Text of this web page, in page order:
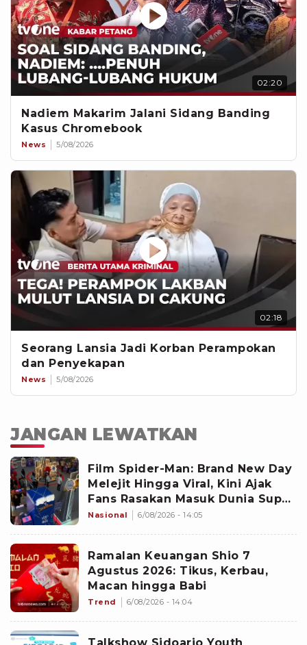
02:20
Nadiem Makarim Jalani Sidang Banding
Kasus Chromebook
News 5/08/2026
02:18
Seorang Lansia Jadi Korban Perampokan
dan Penyekapan
News 5/08/2026
JANGAN LEWATKAN
Film Spider-Man: Brand New Day
Melejit Hingga Viral, Kini Ajak
Fans Rasakan Masuk Dunia Super
Hero Lewat Exhibition
Nasional 6/08/2026 - 14:05
Ramalan Keuangan Shio 7
Agustus 2026: Tikus, Kerbau,
Macan hingga Babi
Trend 6/08/2026 - 14:04